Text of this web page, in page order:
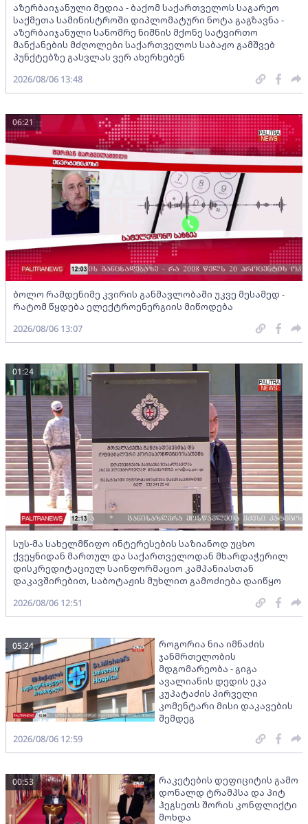
აზერბაიჯანული მედია - ბაქომ საქართველოს საგარეო
საქმეთა სამინისტროში დიპლომატური ნოტა გაგზავნა -
აზერბაიჯანული სანომრე ნიშნის მქონე სატვირთო
მანქანების მძღოლები საქართველოს საბაჟო გამშვებ
პუნქტებზე გასვლას ვერ ახერხებენ
2026/08/06 13:48
ბოლო რამდენიმე კვირის განმავლობაში უკვე მესამედ -
რატომ წყდება ელექტროენერგიის მიწოდება
06:21
2026/08/06 13:07
სუს-მა სახელმწიფო ინტერესების საზიანოდ უცხო
ქვეყნიდან მართულ და საქართველოდან მხარდაჭერილ
დისკრედიტაციულ საინფორმაციო კამპანიასთან
დაკავშირებით, საბოტაჟის მუხლით გამოძიება დაიწყო
01:24
2026/08/06 12:51
როგორია ნია იმნაძის
ჯანმრთელობის
მდგომარეობა - გიგა
ავალიანის დედის ეკა
კუპატაძის პირველი
კომენტარი მისი დაკავების
შემდეგ
05:24
2026/08/06 12:59
რაკეტების დეფიციტის გამო
დონალდ ტრამპსა და პიტ
ჰეგსეთს შორის კონფლიქტი
მოხდა
00:53